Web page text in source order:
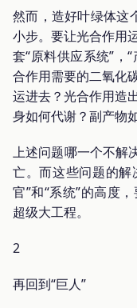
然而，造好叶绿体这
小步。要让光合作用
套“原料供应系统”，
合作用需要的二氧化
运进去？光合作用造
身如何代谢？副产物
上述问题哪一个不解
亡。而这些问题的解
官”和“系统”的高度
超级大工程。
2
再回到“巨人”